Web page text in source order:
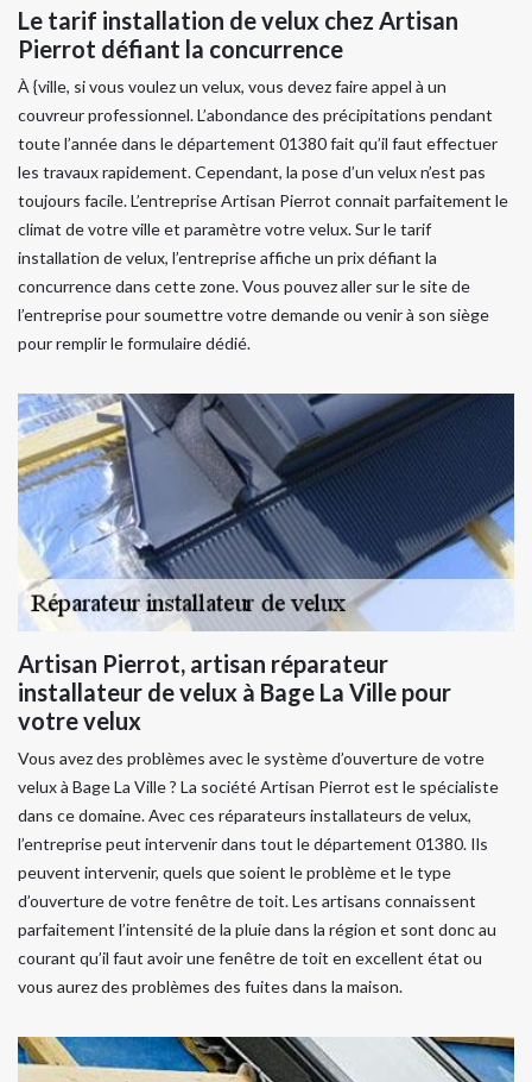
Le tarif installation de velux chez Artisan
Pierrot défiant la concurrence
À {ville, si vous voulez un velux, vous devez faire appel à un
couvreur professionnel. L’abondance des précipitations pendant
toute l’année dans le département 01380 fait qu’il faut effectuer
les travaux rapidement. Cependant, la pose d’un velux n’est pas
toujours facile. L’entreprise Artisan Pierrot connait parfaitement le
climat de votre ville et paramètre votre velux. Sur le tarif
installation de velux, l’entreprise affiche un prix défiant la
concurrence dans cette zone. Vous pouvez aller sur le site de
l’entreprise pour soumettre votre demande ou venir à son siège
pour remplir le formulaire dédié.
Artisan Pierrot, artisan réparateur
installateur de velux à Bage La Ville pour
votre velux
Vous avez des problèmes avec le système d’ouverture de votre
velux à Bage La Ville ? La société Artisan Pierrot est le spécialiste
dans ce domaine. Avec ces réparateurs installateurs de velux,
l’entreprise peut intervenir dans tout le département 01380. Ils
peuvent intervenir, quels que soient le problème et le type
d’ouverture de votre fenêtre de toit. Les artisans connaissent
parfaitement l’intensité de la pluie dans la région et sont donc au
courant qu’il faut avoir une fenêtre de toit en excellent état ou
vous aurez des problèmes des fuites dans la maison.